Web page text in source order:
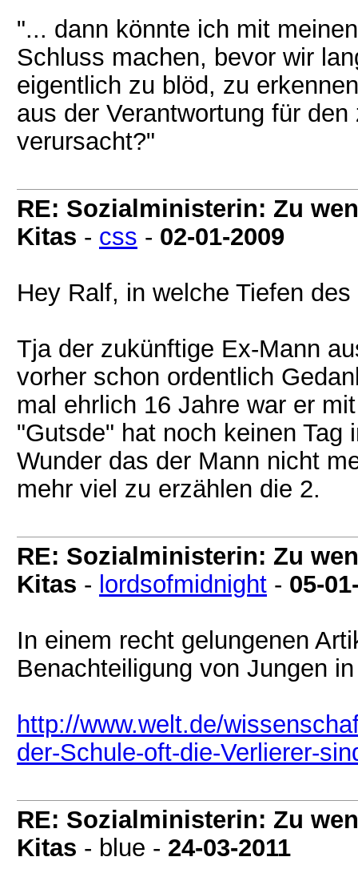
"... dann könnte ich mit
Schluss machen, bevor wir
eigentlich zu blöd, zu
aus der Verantwortung für
verursacht?"
RE: Sozialministerin: Zu
Kitas - css - 02-01-2009
Hey Ralf, in welche Tiefen
Tja der zukünftige Ex-Mann
vorher schon ordentlich
mal ehrlich 16 Jahre war er
"Gutsde" hat noch keinen Tag
Wunder das der Mann nicht
mehr viel zu erzählen die 2.
RE: Sozialministerin: Zu
Kitas - lordsofmidnight - 05-
In einem recht gelungenen
Benachteiligung von Jungen
http://www.welt.de/
der-Schule-oft-die-Verlierer-
RE: Sozialministerin: Zu
Kitas - blue - 24-03-2011